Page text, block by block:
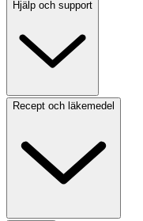
Hjälp och support
Recept och läkemedel